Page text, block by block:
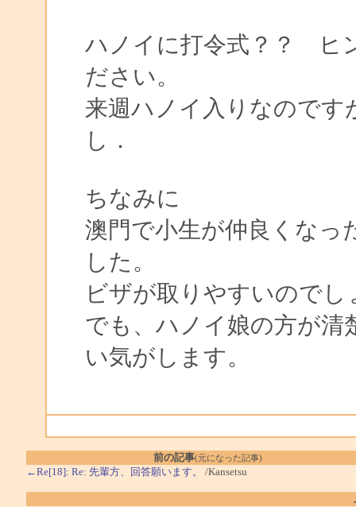
ハノイに打令式？？ ヒ
ださい。
来週ハノイ入りなのです
し．
ちなみに
澳門で小生が仲良くなっ
した。
ビザが取りやすいのでし
でも、ハノイ娘の方が清
い気がします。
前の記事(元になった記事)
←Re[18]: Re: 先輩方、回答願います。 /Kansetsu